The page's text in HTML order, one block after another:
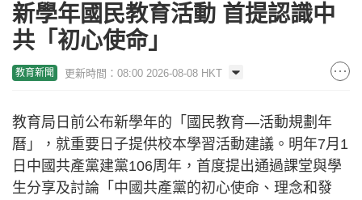
新學年國民教育活動 首提認識中
共「初心使命」
教育新聞 更新時間：08:00 2026-08-08 HKT
教育局日前公布新學年的「國民教育—活動規劃年
曆」，就重要日子提供校本學習活動建議。明年7月1
日中國共產黨建黨106周年，首度提出通過課堂與學
生分享及討論「中國共產黨的初心使命、理念和發